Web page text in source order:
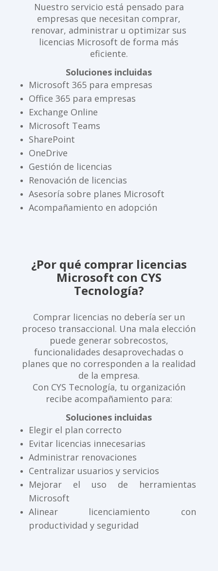
Nuestro servicio está pensado para
empresas que necesitan comprar,
renovar, administrar u optimizar sus
licencias Microsoft de forma más
eficiente.
Soluciones incluidas
Microsoft 365 para empresas
Office 365 para empresas
Exchange Online
Microsoft Teams
SharePoint
OneDrive
Gestión de licencias
Renovación de licencias
Asesoría sobre planes Microsoft
Acompañamiento en adopción
¿Por qué comprar licencias
Microsoft con CYS
Tecnología?
Comprar licencias no debería ser un
proceso transaccional. Una mala elección
puede generar sobrecostos,
funcionalidades desaprovechadas o
planes que no corresponden a la realidad
de la empresa.
Con CYS Tecnología, tu organización
recibe acompañamiento para:
Soluciones incluidas
Elegir el plan correcto
Evitar licencias innecesarias
Administrar renovaciones
Centralizar usuarios y servicios
Mejorar el uso de herramientas
Microsoft
Alinear licenciamiento con
productividad y seguridad